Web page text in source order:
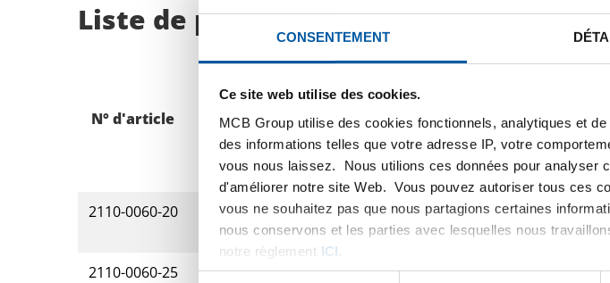
CONSENTEMENT
Ce site web utilise des cookies.
MCB Group utilise des cookies fonctionnels, analytiques et
des informations telles que votre adresse IP, votre
vous nous laissez. Nous utilions ces données pour analyser
d'améliorer notre site Web. Vous pouvez autoriser tous ces
vous ne souhaitez pas que nous partagions certaines
nous conservons et les parties avec lesquelles nous
notre règlement ICI
Liste de prix bruts: Blanc rond
N° d'article Description
2110-0060-20
Blanc rond 42CrMoS4+QT+SH+SL 20 ca 6 mtr
ajustement h6
2110-0060-25
Blanc rond 42CrMoS4+QT+SH+SL 25 ca 6 mtr